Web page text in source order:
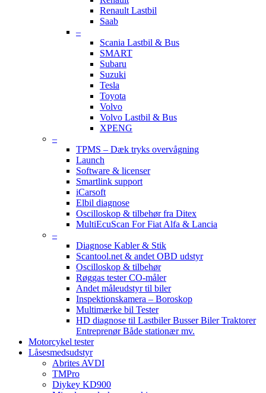
Renault Lastbil
Saab
–
Scania Lastbil & Bus
SMART
Subaru
Suzuki
Tesla
Toyota
Volvo
Volvo Lastbil & Bus
XPENG
–
TPMS – Dæk tryks overvågning
Launch
Software & licenser
Smartlink support
iCarsoft
Elbil diagnose
Oscilloskop & tilbehør fra Ditex
MultiEcuScan For Fiat Alfa & Lancia
–
Diagnose Kabler & Stik
Scantool.net & andet OBD udstyr
Oscilloskop & tilbehør
Røggas tester CO-måler
Andet måleudstyr til biler
Inspektionskamera – Boroskop
Multimærke bil Tester
HD diagnose til Lastbiler Busser Biler Traktorer
Entreprenør Både stationær mv.
Motorcykel tester
Låsesmedsudstyr
Abrites AVDI
TMPro
Diykey KD900